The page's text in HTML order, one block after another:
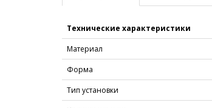
Технические характеристики
Материал
Форма
Тип установки